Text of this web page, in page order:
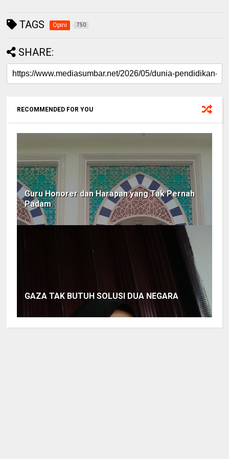
TAGS Opini 750
SHARE:
RECOMMENDED FOR YOU
Guru Honorer dan Harapan yang Tak Pernah
Padam
GAZA TAK BUTUH SOLUSI DUA NEGARA